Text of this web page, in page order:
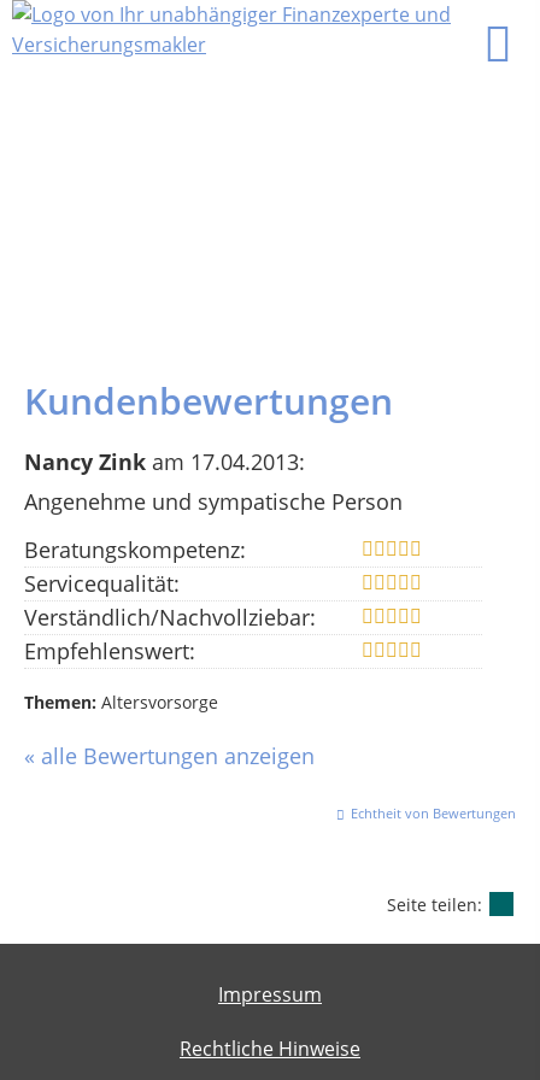
Kundenbewertungen
Nancy Zink am 17.04.2013:
Angenehme und sympatische Person
Beratungskompetenz:
Servicequalität:
Verständlich/Nachvollziebar:
Empfehlenswert:
Themen: Altersvorsorge
« alle Bewertungen anzeigen
Echtheit von Bewertungen
Seite teilen:
Impressum
Rechtliche Hinweise